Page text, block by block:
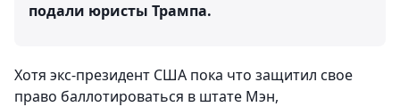
подали юристы Трампа.
Хотя экс-президент США пока что защитил свое
право баллотироваться в штате Мэн,